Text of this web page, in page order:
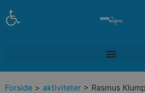
Open toolbar
Forside > aktiviteter > Rasmus